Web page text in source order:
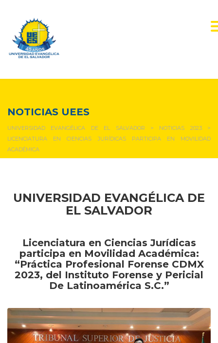
NOTICIAS UEES
UNIVERSIDAD EVANGÉLICA DE EL SALVADOR > NOTICIAS 2023>
LICENCIATURA EN CIENCIAS JURÍDICAS PARTICIPA EN MOVILIDAD
ACADÉMICA
UNIVERSIDAD EVANGÉLICA DE
EL SALVADOR
Licenciatura en Ciencias Jurídicas
participa en Movilidad Académica:
“Práctica Profesional Forense CDMX
2023, del Instituto Forense y Pericial
De Latinoamérica S.C.”